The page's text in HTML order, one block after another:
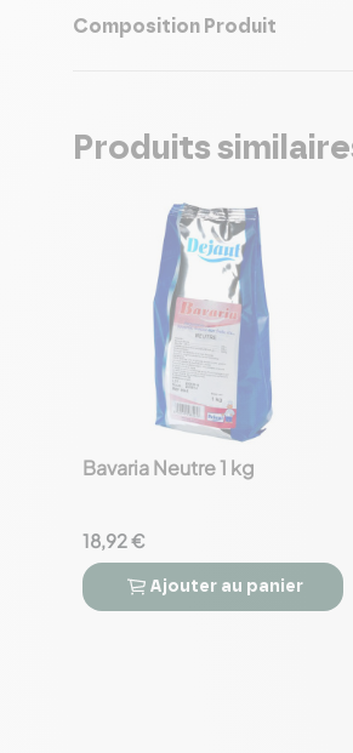
Composition Produit
Produits
favorite_border
Bavaria Neutre 1 kg
18,92 €
 
Ajouter au panier